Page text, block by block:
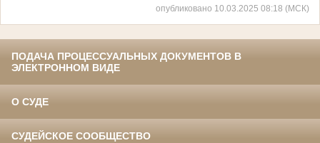
опубликовано 10.03.2025 08:18 (МСК)
ПОДАЧА ПРОЦЕССУАЛЬНЫХ ДОКУМЕНТОВ В
ЭЛЕКТРОННОМ ВИДЕ
О СУДЕ
СУДЕЙСКОЕ СООБЩЕСТВО